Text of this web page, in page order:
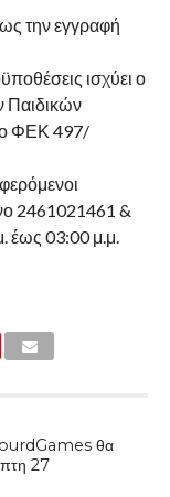
την εγγραφή
ισχύει ο
Παιδικών
ΦΕΚ 497/
2461021461 &
έως 03:00 μ.μ.
θα
27